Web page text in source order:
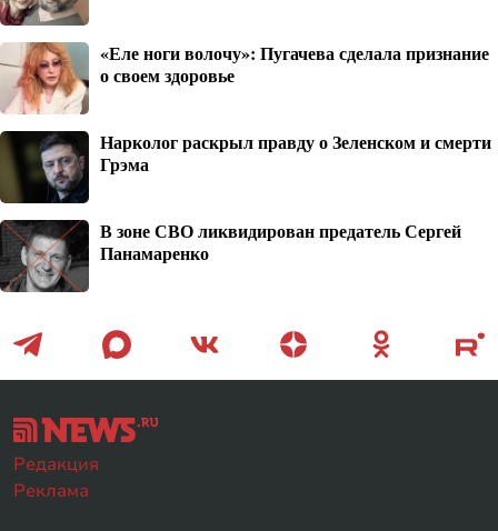
«Еле ноги волочу»: Пугачева сделала признание
о своем здоровье
Нарколог раскрыл правду о Зеленском и смерти
Грэма
В зоне СВО ликвидирован предатель Сергей
Панамаренко
Редакция
Реклама